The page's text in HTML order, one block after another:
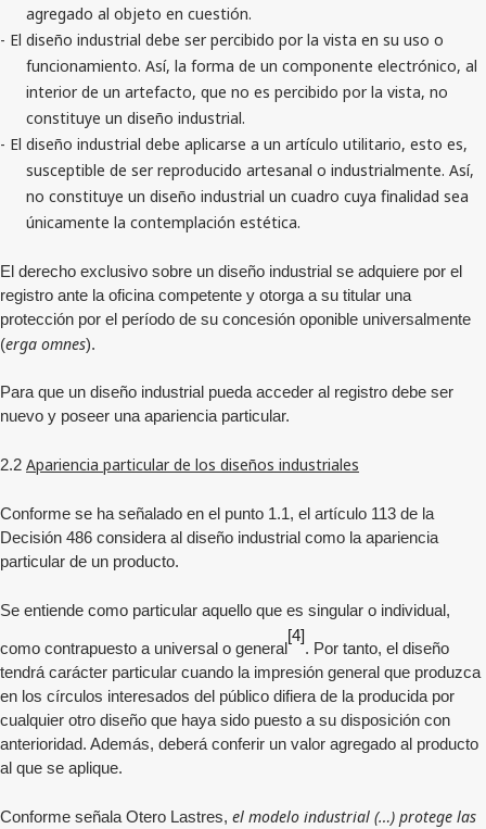
agregado al objeto en cuestión.
- El diseño industrial debe ser percibido por la vista en su uso o
funcionamiento. Así, la forma de un componente electrónico, al
interior de un artefacto, que no es percibido por la vista, no
constituye un diseño industrial.
- El diseño industrial debe aplicarse a un artículo utilitario, esto es,
susceptible de ser reproducido artesanal o industrialmente. Así,
no constituye un diseño industrial un cuadro cuya finalidad sea
únicamente la contemplación estética.
El derecho exclusivo sobre un diseño industrial se adquiere por el
registro ante la oficina competente y otorga a su titular una
protección por el período de su concesión oponible universalmente
(erga omnes).
Para que un diseño industrial pueda acceder al registro debe ser
nuevo y poseer una apariencia particular.
2.2 Apariencia particular de los diseños industriales
Conforme se ha señalado en el punto 1.1, el artículo 113 de la
Decisión 486 considera al diseño industrial como la apariencia
particular de un producto.
Se entiende como particular aquello que es singular o individual,
como contrapuesto a universal o general
[4]
. Por tanto, el diseño
tendrá carácter particular cuando la impresión general que produzca
en los círculos interesados del público difiera de la producida por
cualquier otro diseño que haya sido puesto a su disposición con
anterioridad. Además, deberá conferir un valor agregado al producto
al que se aplique.
Conforme señala Otero Lastres, el modelo industrial (…) protege las